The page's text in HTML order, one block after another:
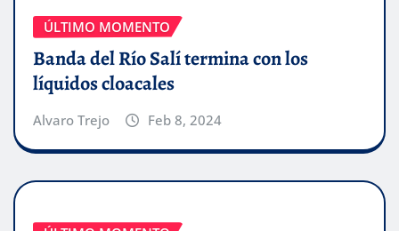
ÚLTIMO MOMENTO
Banda del Río Salí termina con los
líquidos cloacales
Alvaro Trejo Feb 8, 2024